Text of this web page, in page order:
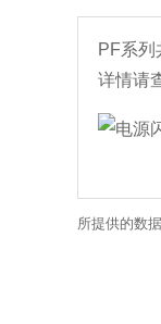
PF系
详情请
所提供的数